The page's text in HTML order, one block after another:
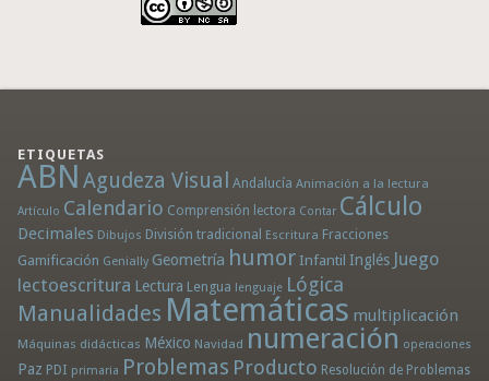
ETIQUETAS
ABN Agudeza Visual Andalucía Animación a la lectura
Artículo Calendario Comprensión lectora Contar Cálculo
Decimales Dibujos División tradicional Escritura Fracciones
Gamificación Genially Geometría humor Infantil Inglés Juego
lectoescritura Lectura Lengua lenguaje Lógica
Manualidades Matemáticas multiplicación
Máquinas didácticas México Navidad numeración operaciones
Paz PDI primaria Problemas Producto Resolución de Problemas